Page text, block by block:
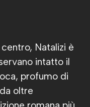
Natalizi è
intatto il
profumo di
oltre